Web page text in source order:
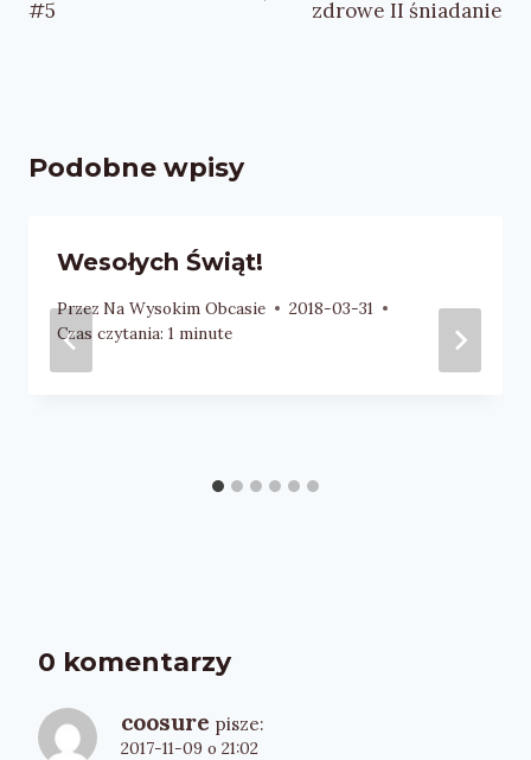
#5
zdrowe II śniadanie
Podobne wpisy
Wesołych Świąt!
Przez Na Wysokim Obcasie
2018-03-31
Czas czytania: 1 minute
0 komentarzy
coosure pisze:
2017-11-09 o 21:02